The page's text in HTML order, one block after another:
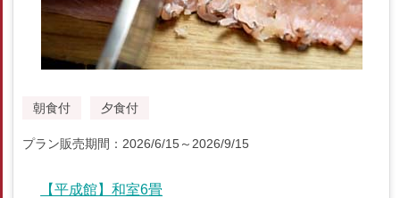
朝食付 夕食付
プラン販売期間：2026/6/15～2026/9/15
【平成館】和室6畳